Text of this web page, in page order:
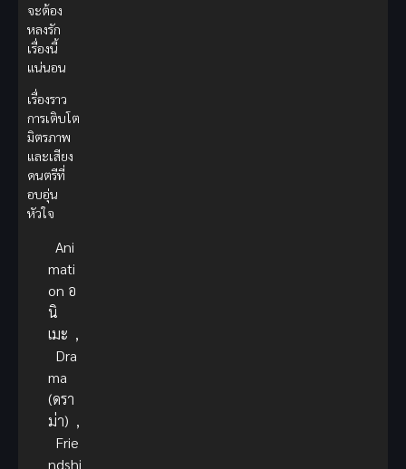
จะต้อง
หลงรัก
เรื่องนี้
แน่นอน
เรื่องราว
การเติบโต
มิตรภาพ
และเสียง
ดนตรีที่
อบอุ่น
หัวใจ
Ani
mati
on อ
นิ
เมะ ,
Dra
ma
(ดรา
ม่า) ,
Frie
ndshi